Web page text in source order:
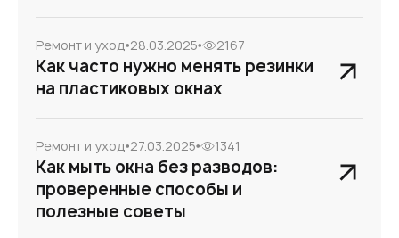
Ремонт и уход 28.03.2025 2167
Как часто нужно менять резинки
на пластиковых окнах
Ремонт и уход 27.03.2025 1341
Как мыть окна без разводов:
проверенные способы и
полезные советы